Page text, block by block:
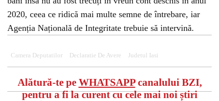
2020, ceea ce ridică mai multe semne de întrebare, iar
Agenția Națională de Integritate trebuie să intervină.
Camera Deputatilor Declaratie De Avere Judetul Iasi
Alătură-te pe WHATSAPPcanalului BZI,
pentru a fi la curent cu cele mai noi știri